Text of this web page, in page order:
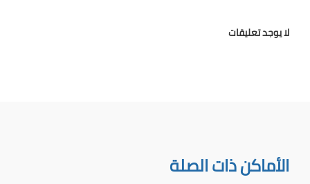
لا يوجد تعليقات
الأماكن ذات الصلة